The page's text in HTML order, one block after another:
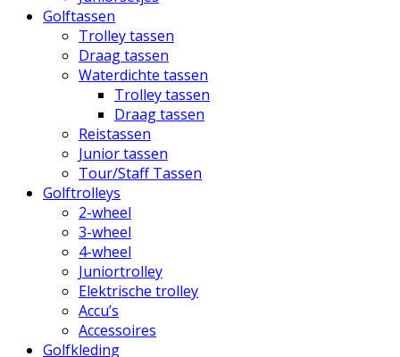
Golftassen
Trolley tassen
Draag tassen
Waterdichte tassen
Trolley tassen
Draag tassen
Reistassen
Junior tassen
Tour/Staff Tassen
Golftrolleys
2-wheel
3-wheel
4-wheel
Juniortrolley
Elektrische trolley
Accu’s
Accessoires
Golfkleding